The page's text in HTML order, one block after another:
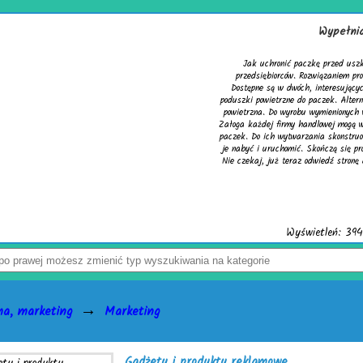
Jak uchronić paczkę przed uszkodzeniem? Z tym pytaniem zmaga się wielu
przedsiębiorców. Rozwiązaniem problemu są skuteczne wypełniacze do
Dostępne są w dwóch, interesujących wersjach. Pierwsza to cieszące się
poduszki powietrzne do paczek. Alternatywą dla nich jest chroniąca równie dobrze
powietrzna. Do wyrobu wymienionych wersji służy folia biodegradowalna do
Załoga każdej firmy handlowej mogą w łatwy sposób tworzyć wspomniane
paczek. Do ich wytwarzania skonstruowano markowe urządzenia activaAir.
je nabyć i uruchomić. Skończą się problemy z częstymi zwrotami uszkodzonego
Nie czekaj, już teraz odwiedź stronę activaair.pl. Znajdziesz na niej pełną ofertę
Szczegóły wpisu
marketing → Marketing